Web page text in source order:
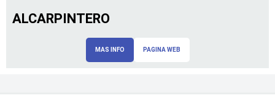
ALCARPINTERO
MAS INFO PAGINA WEB